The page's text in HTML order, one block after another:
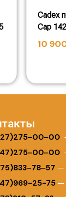
Cadex
Cap
10
—
25-75—